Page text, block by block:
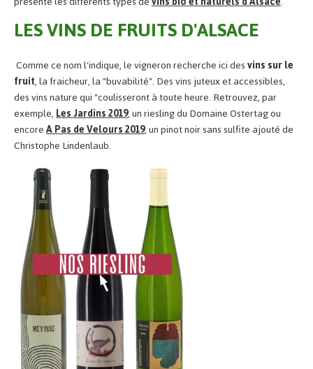
LES VINS DE FRUITS D'ALSACE
Comme ce nom l'indique, le vigneron recherche ici desvins sur le
fruit, la fraicheur, la "buvabilité". Des vins juteux et accessibles,
des vins nature qui "coulisseront à toute heure. Retrouvez, par
exemple,Les Jardins 2019, un riesling du Domaine Ostertag ou
encoreA Pas de Velours 2019, un pinot noir sans sulfite ajouté de
Christophe Lindenlaub.